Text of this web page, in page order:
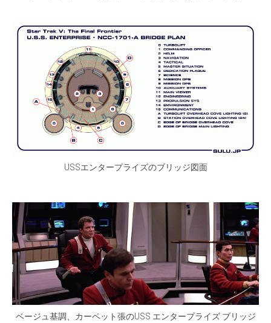
USSエンタープライズのブリッジ図面
ベージュ基調、カーペット張のUSS エンタープライズ ブリッジ